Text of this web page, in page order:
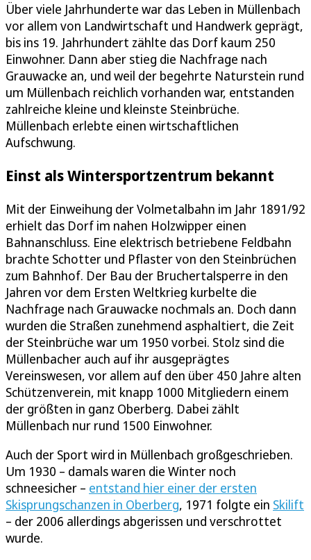
Über viele Jahrhunderte war das Leben in Müllenbach
vor allem von Landwirtschaft und Handwerk geprägt,
bis ins 19. Jahrhundert zählte das Dorf kaum 250
Einwohner. Dann aber stieg die Nachfrage nach
Grauwacke an, und weil der begehrte Naturstein rund
um Müllenbach reichlich vorhanden war, entstanden
zahlreiche kleine und kleinste Steinbrüche.
Müllenbach erlebte einen wirtschaftlichen
Aufschwung.
Einst als Wintersportzentrum bekannt
Mit der Einweihung der Volmetalbahn im Jahr 1891/92
erhielt das Dorf im nahen Holzwipper einen
Bahnanschluss. Eine elektrisch betriebene Feldbahn
brachte Schotter und Pflaster von den Steinbrüchen
zum Bahnhof. Der Bau der Bruchertalsperre in den
Jahren vor dem Ersten Weltkrieg kurbelte die
Nachfrage nach Grauwacke nochmals an. Doch dann
wurden die Straßen zunehmend asphaltiert, die Zeit
der Steinbrüche war um 1950 vorbei. Stolz sind die
Müllenbacher auch auf ihr ausgeprägtes
Vereinswesen, vor allem auf den über 450 Jahre alten
Schützenverein, mit knapp 1000 Mitgliedern einem
der größten in ganz Oberberg. Dabei zählt
Müllenbach nur rund 1500 Einwohner.
Auch der Sport wird in Müllenbach großgeschrieben.
Um 1930 – damals waren die Winter noch
schneesicher – entstand hier einer der ersten
Skisprungschanzen in Oberberg, 1971 folgte ein Skilift
– der 2006 allerdings abgerissen und verschrottet
wurde.